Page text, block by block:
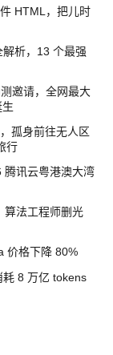
HTML，把儿时
析，13 个最强
邀请，全网最大
孤身前往无人区
行
腾讯云粤港澳大湾
算法工程师删光
价格下降 80%
8 万亿 tokens